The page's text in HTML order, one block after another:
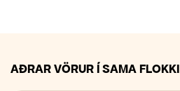
AÐRAR VÖRUR Í SAMA FLOKKI